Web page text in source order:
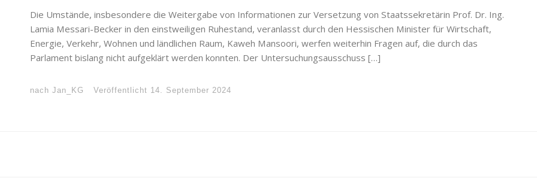
Die Umstände, insbesondere die Weitergabe von Informationen zur Versetzung von Staatssekretärin Prof. Dr. Ing.
Lamia Messari-Becker in den einstweiligen Ruhestand, veranlasst durch den Hessischen Minister für Wirtschaft,
Energie, Verkehr, Wohnen und ländlichen Raum, Kaweh Mansoori, werfen weiterhin Fragen auf, die durch das
Parlament bislang nicht aufgeklärt werden konnten. Der Untersuchungsausschuss […]
nach Jan_KG Veröffentlicht 14. September 2024